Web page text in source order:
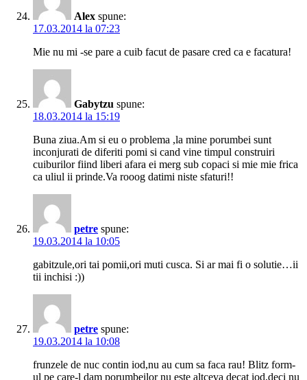
Alex spune:
17.03.2014 la 07:23
Mie nu mi -se pare a cuib facut de pasare cred ca e facatura!
Gabytzu spune:
18.03.2014 la 15:19
Buna ziua.Am si eu o problema ,la mine porumbei sunt
inconjurati de diferiti pomi si cand vine timpul construiri
cuiburilor fiind liberi afara ei merg sub copaci si mie mie frica
ca uliul ii prinde.Va rooog datimi niste sfaturi!!
petre spune:
19.03.2014 la 10:05
gabitzule,ori tai pomii,ori muti cusca. Si ar mai fi o solutie…ii
tii inchisi :))
petre spune:
19.03.2014 la 10:08
frunzele de nuc contin iod,nu au cum sa faca rau! Blitz form-
ul pe care-l dam porumbeilor nu este altceva decat iod,deci nu